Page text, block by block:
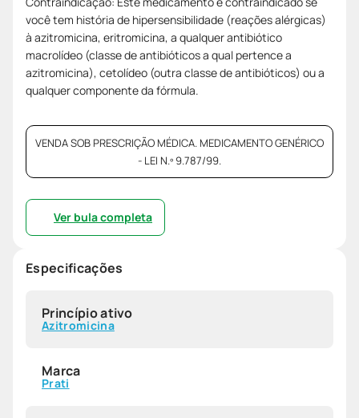
você tem história de hipersensibilidade (reações alérgicas)
à azitromicina, eritromicina, a qualquer antibiótico
macrolídeo (classe de antibióticos a qual pertence a
azitromicina), cetolídeo (outra classe de antibióticos) ou a
qualquer componente da fórmula.
VENDA SOB PRESCRIÇÃO MÉDICA. MEDICAMENTO GENÉRICO
- LEI N.º 9.787/99.
Ver bula completa
Especificações
Princípio ativo
Azitromicina
Marca
Prati